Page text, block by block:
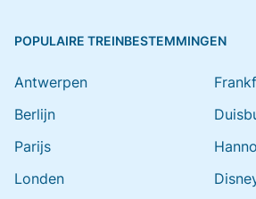
POPULAIRE TREINBESTEMMINGEN
Antwerpen
Berlijn
Parijs
Londen